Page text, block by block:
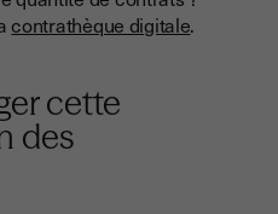
contrathèque digitale.
cette
des